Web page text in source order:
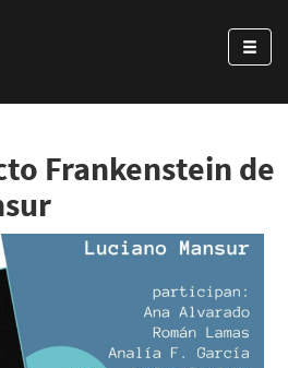
Frankenstein de